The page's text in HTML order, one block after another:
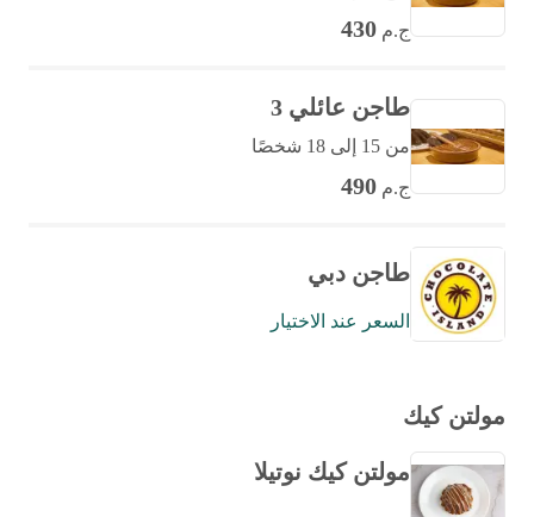
ج.م 430
طاجن عائلي 3
من 15 إلى 18 شخصًا
ج.م 490
طاجن دبي
السعر عند الاختيار
مولتن كيك
مولتن كيك نوتيلا